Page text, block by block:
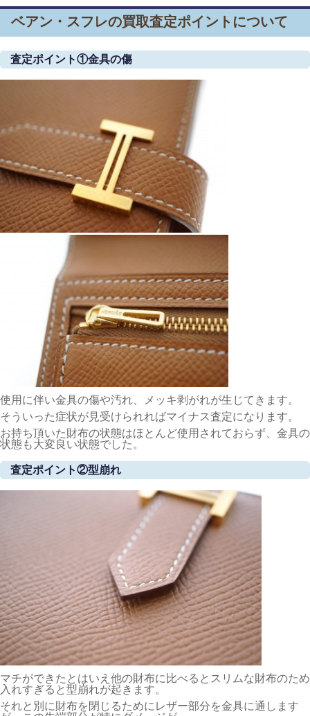
ベアン・スフレの買取査定ポイントについて
査定ポイント①金具の傷
使用に伴い金具の傷や汚れ、メッキ剥がれが生じてきます。
そういった症状が見受けられればマイナス査定になります。
お持ち頂いた財布の状態はほとんど使用されておらず、金具の
状態も大変良い状態でした。
査定ポイント②型崩れ
マチができたとはいえ他の財布に比べるとスリムな財布のため
入れすぎると型崩れが起きます。
それと別に財布を閉じるためにレザー部分を金具に通します